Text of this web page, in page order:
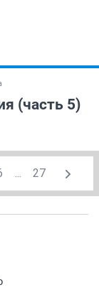
(часть 5)
... 27